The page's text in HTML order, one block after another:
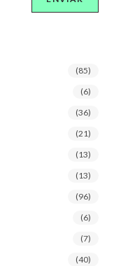
(85)
(6)
(36)
(21)
(13)
(13)
(96)
(6)
(7)
(40)